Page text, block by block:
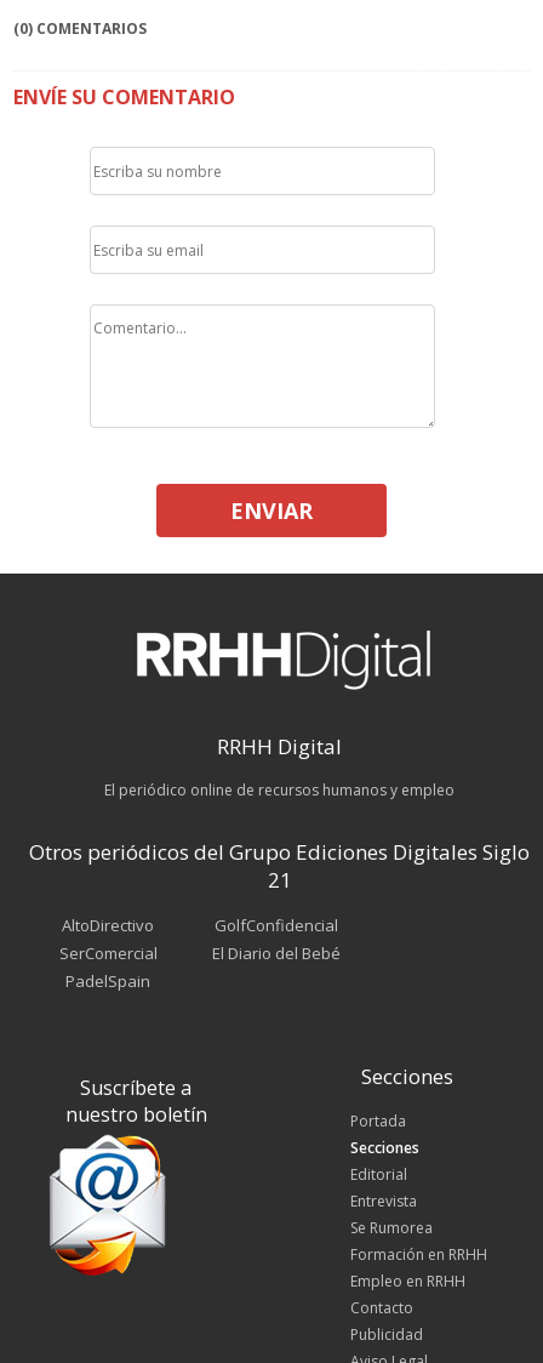
(0) COMENTARIOS
ENVÍE SU COMENTARIO
ENVIAR
RRHH Digital
El periódico online de recursos humanos y empleo
Otros periódicos del Grupo Ediciones Digitales Siglo
21
AltoDirectivo
SerComercial
PadelSpain
GolfConfidencial
El Diario del Bebé
Suscríbete a
nuestro boletín
Secciones
Portada
Secciones
Editorial
Entrevista
Se Rumorea
Formación en RRHH
Empleo en RRHH
Contacto
Publicidad